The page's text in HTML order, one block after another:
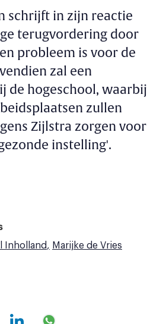
schrijft in zijn reactie
terugvordering door
probleem is voor de
zal een
de hogeschool, waarbij
zullen
Zijlstra zorgen voor
instelling'.
Inholland
Marijke de Vries